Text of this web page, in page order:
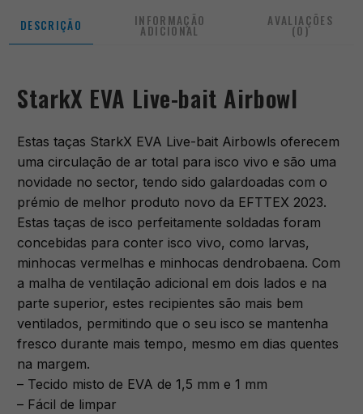
DESCRIÇÃO INFORMAÇÃO
ADICIONAL
AVALIAÇÕES
(0)
StarkX EVA Live-bait Airbowl
Estas taças StarkX EVA Live-bait Airbowls oferecem
uma circulação de ar total para isco vivo e são uma
novidade no sector, tendo sido galardoadas com o
prémio de melhor produto novo da EFTTEX 2023.
Estas taças de isco perfeitamente soldadas foram
concebidas para conter isco vivo, como larvas,
minhocas vermelhas e minhocas dendrobaena. Com
a malha de ventilação adicional em dois lados e na
parte superior, estes recipientes são mais bem
ventilados, permitindo que o seu isco se mantenha
fresco durante mais tempo, mesmo em dias quentes
na margem.
– Tecido misto de EVA de 1,5 mm e 1 mm
– Fácil de limpar